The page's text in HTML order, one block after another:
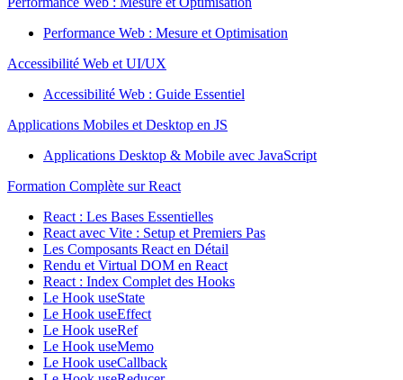
Performance Web : Mesure et Optimisation
Accessibilité Web et UI/UX
Accessibilité Web : Guide Essentiel
Applications Mobiles et Desktop en JS
Applications Desktop & Mobile avec JavaScript
Formation Complète sur React
React : Les Bases Essentielles
React avec Vite : Setup et Premiers Pas
Les Composants React en Détail
Rendu et Virtual DOM en React
React : Index Complet des Hooks
Le Hook useState
Le Hook useEffect
Le Hook useRef
Le Hook useMemo
Le Hook useCallback